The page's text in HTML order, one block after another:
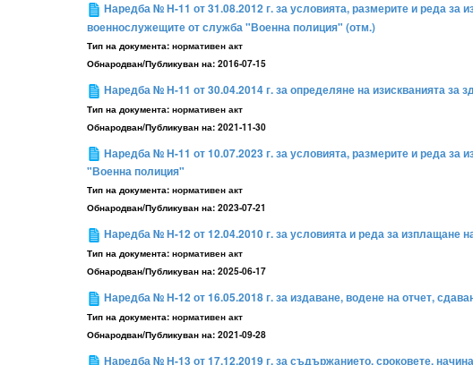
Наредба № Н-11 от 31.08.2012 г. за условията, размерите и реда
военнослужещите от служба "Военна полиция" (отм.)
Тип на документа: нормативен акт
Обнародван/Публикуван на: 2016-07-15
Наредба № Н-11 от 30.04.2014 г. за определяне на изискванията за
Тип на документа: нормативен акт
Обнародван/Публикуван на: 2021-11-30
Наредба № Н-11 от 10.07.2023 г. за условията, размерите и реда
"Военна полиция"
Тип на документа: нормативен акт
Обнародван/Публикуван на: 2023-07-21
Наредба № Н-12 от 12.04.2010 г. за условията и реда за изплащане
Тип на документа: нормативен акт
Обнародван/Публикуван на: 2025-06-17
Наредба № Н-12 от 16.05.2018 г. за издаване, водене на отчет,
Тип на документа: нормативен акт
Обнародван/Публикуван на: 2021-09-28
Наредба № Н-13 от 17.12.2019 г. за съдържанието, сроковете,